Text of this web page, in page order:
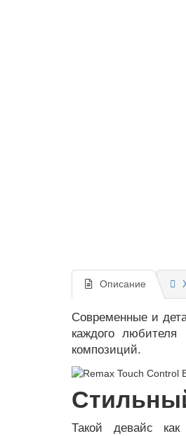
Описание
Современные и
каждого любителя
композиций.
Такой девайс как